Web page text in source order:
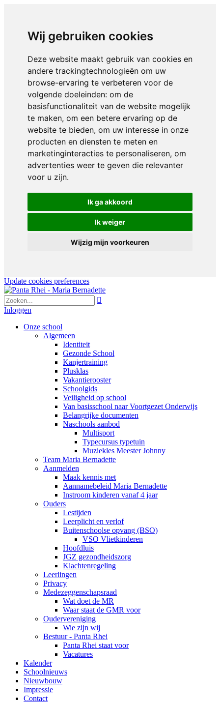
Wij gebruiken cookies
Deze website maakt gebruik van cookies en
andere trackingtechnologieën om uw
browse-ervaring te verbeteren voor de
volgende doeleinden: om de
basisfunctionaliteit van de website mogelijk
te maken, om een betere ervaring op de
website te bieden, om uw interesse in onze
producten en diensten te meten en
marketinginteracties te personaliseren, om
advertenties weer te geven die relevanter
voor u zijn.
Ik ga akkoord
Ik weiger
Wijzig mijn voorkeuren
Update cookies preferences

Inloggen
Onze school
Algemeen
Identiteit
Gezonde School
Kanjertraining
Plusklas
Vakantierooster
Schoolgids
Veiligheid op school
Van basisschool naar Voortgezet Onderwijs
Belangrijke documenten
Naschools aanbod
Multisport
Typecursus typetuin
Muziekles Meester Johnny
Team Maria Bernadette
Aanmelden
Maak kennis met
Aannamebeleid Maria Bernadette
Instroom kinderen vanaf 4 jaar
Ouders
Lestijden
Leerplicht en verlof
Buitenschoolse opvang (BSO)
VSO Vlietkinderen
Hoofdluis
JGZ gezondheidszorg
Klachtenregeling
Leerlingen
Privacy
Medezeggenschapsraad
Wat doet de MR
Waar staat de GMR voor
Oudervereniging
Wie zijn wij
Bestuur - Panta Rhei
Panta Rhei staat voor
Vacatures
Kalender
Schoolnieuws
Nieuwbouw
Impressie
Contact